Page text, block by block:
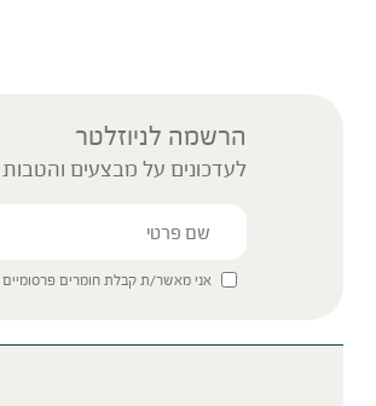
הרשמה לניוזלטר
לעדכונים על מבצעים
אני מאשר/ת קבלת חומרים פרסומיים